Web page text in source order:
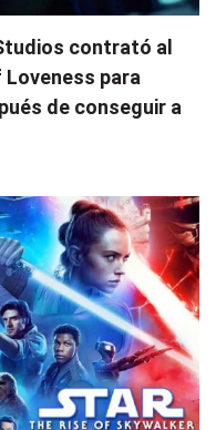
contrató al
para
de conseguir a